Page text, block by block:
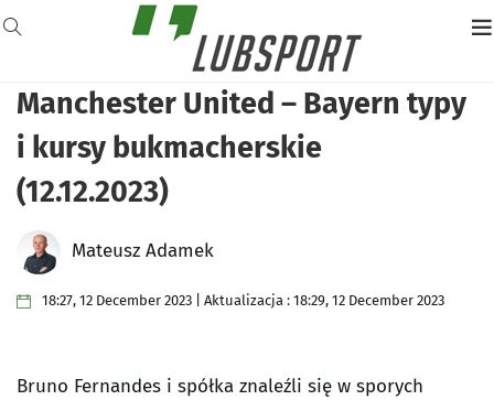
Manchester United – Bayern typy
i kursy bukmacherskie
(12.12.2023)
Mateusz Adamek
18:27, 12 December 2023 | Aktualizacja : 18:29, 12 December 2023
Bruno Fernandes i spółka znaleźli się w sporych